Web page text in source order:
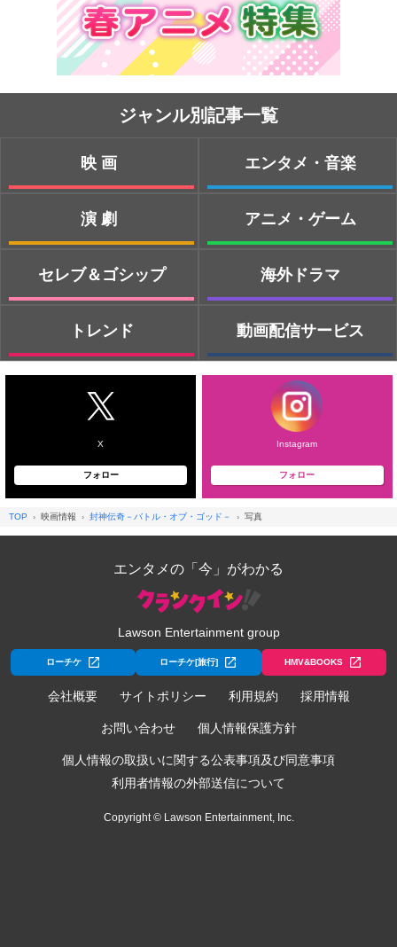
ジャンル別記事一覧
映画
演劇
セレブ＆ゴシップ
トレンド
エンタメ・音楽
アニメ・ゲーム
海外ドラマ
動画配信サービス
X
フォロー
Instagram
フォロー
TOP 映画情報 封神伝奇－バトル・オブ・ゴッド－ 写真
エンタメの「今」がわかる
Lawson Entertainment group
ローチケ ローチケ[旅行] HMV&BOOKS
会社概要 サイトポリシー 利用規約 採用情報
お問い合わせ 個人情報保護方針
個人情報の取扱いに関する公表事項及び同意事項
利用者情報の外部送信について
Copyright © Lawson Entertainment, Inc.